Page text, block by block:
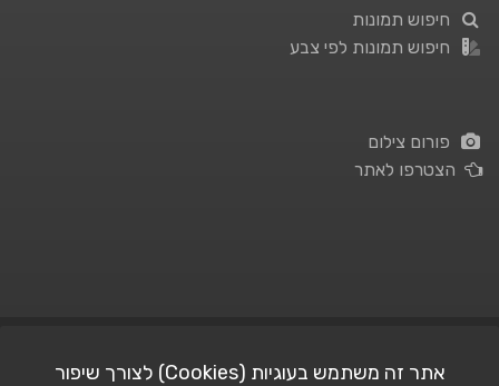
חיפוש תמונות
חיפוש תמונות לפי צבע
פורום צילום
הצטרפו לאתר
אתר זה משתמש בעוגיות (Cookies) לצורך שיפור